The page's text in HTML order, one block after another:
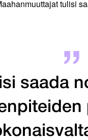
tulisi
saada